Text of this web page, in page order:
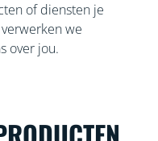
of diensten je
we
over jou.